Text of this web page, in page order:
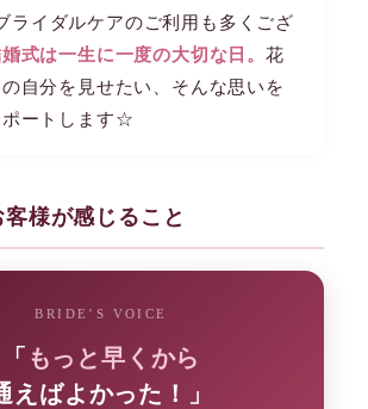
ライダルケアのご利用も多くござ
式は一生に一度の大切な日。花
自分を見せたい、そんな思いを
ポートします☆
様が感じること
BRIDE’S VOICE
「 もっと早くから
えばよかった！」